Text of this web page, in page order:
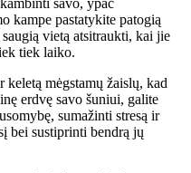
kampe pastatykite patogią
vietą atsitraukti, kai jie
tiek laiko.
mėgstamų žaislų, kad
erdvę savo šuniui, galite
sumažinti stresą ir
bei sustiprinti bendrą jų